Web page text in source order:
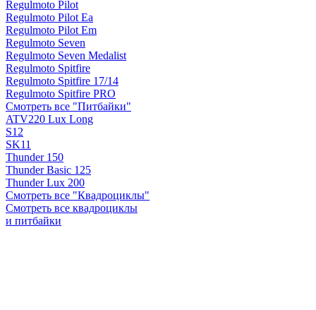
Regulmoto Pilot
Regulmoto Pilot Ea
Regulmoto Pilot Em
Regulmoto Seven
Regulmoto Seven Medalist
Regulmoto Spitfire
Regulmoto Spitfire 17/14
Regulmoto Spitfire PRO
Смотреть все "Питбайки"
ATV220 Lux Long
S12
SK11
Thunder 150
Thunder Basic 125
Thunder Lux 200
Смотреть все "Квадроциклы"
Смотреть все квадроциклы
и питбайки